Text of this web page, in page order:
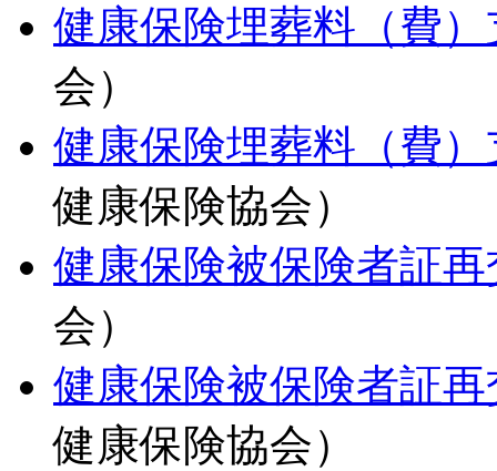
健康保険埋葬料（費
会）
健康保険埋葬料（費
健康保険協会）
健康保険被保険者証
会）
健康保険被保険者証
健康保険協会）